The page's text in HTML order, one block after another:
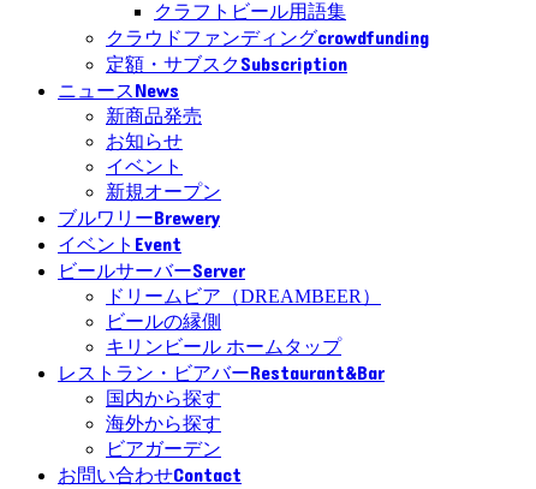
クラフトビール用語集
クラウドファンディングcrowdfunding
定額・サブスクSubscription
ニュースNews
新商品発売
お知らせ
イベント
新規オープン
ブルワリーBrewery
イベント Event
ビールサーバーServer
ドリームビア（DREAMBEER）
ビールの縁側
キリンビール ホームタップ
レストラン・ビアバーRestaurant&Bar
国内から探す
海外から探す
ビアガーデン
お問い合わせContact